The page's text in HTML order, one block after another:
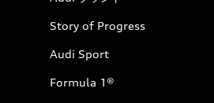
Story of Progress
Audi Sport
Formula 1®